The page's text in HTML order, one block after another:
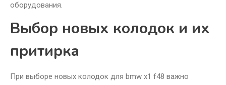
оборудования.
Выбор новых колодок и их
притирка
При выборе новых колодок для bmw x1 f48 важно